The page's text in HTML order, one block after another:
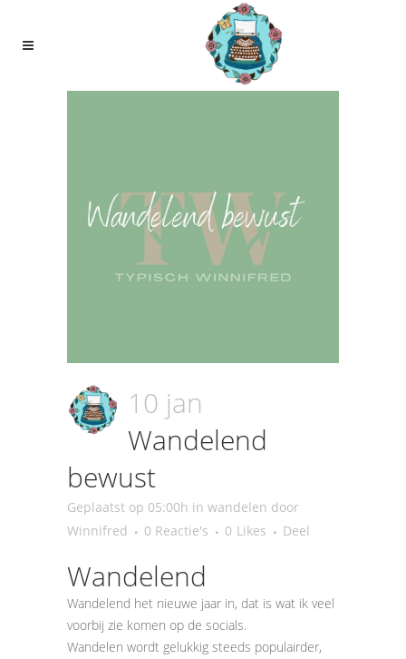
10 jan
Wandelend
bewust
Geplaatst op 05:00h in wandelen door
Winnifred
0 Reactie's 0 Likes Deel
Wandelend
Wandelend het nieuwe jaar in, dat is wat ik veel
voorbij zie komen op de socials.
Wandelen wordt gelukkig steeds populairder,